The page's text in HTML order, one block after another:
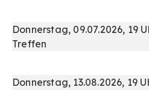
Donnerstag, 09.07.2026, 19
Treffen
Donnerstag, 13.08.2026, 19